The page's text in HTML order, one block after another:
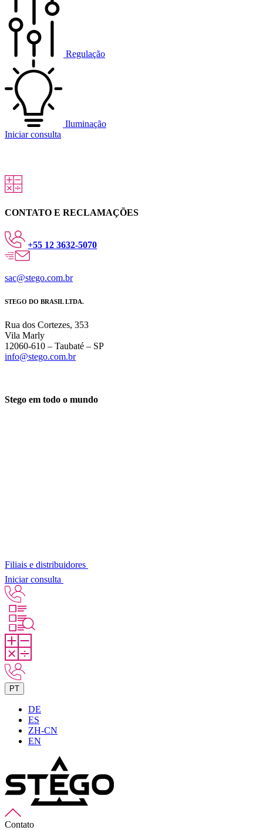
Regulação
Iluminação
Iniciar consulta
CONTATO E RECLAMAÇÕES
+55 12 3632-5070
sac@stego.com.br
STEGO DO BRASIL LTDA.
Rua dos Cortezes, 353
Vila Marly
12060-610 – Taubaté – SP
info@stego.com.br
Stego em todo o mundo
Filiais e distribuidores
Iniciar consulta
PT
DE
ES
ZH-CN
EN
Contato